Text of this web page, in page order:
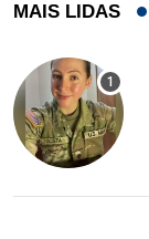
MAIS LIDAS